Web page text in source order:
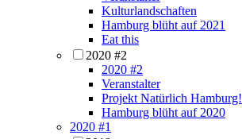
Kulturlandschaften
Hamburg blüht auf 2021
Eat this
2020 #2
2020 #2
Veranstalter
Projekt Natürlich Hamburg!
Hamburg blüht auf 2020
2020 #1